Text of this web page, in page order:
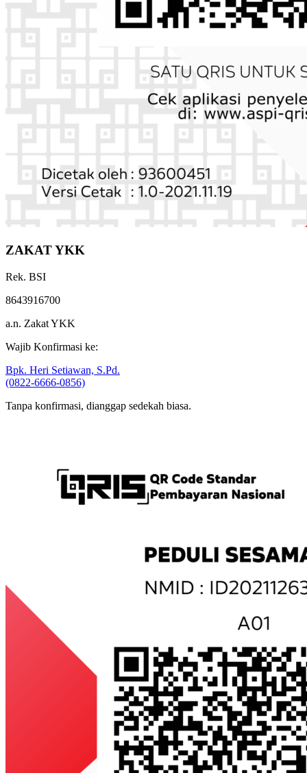
ZAKAT YKK
Rek. BSI
8643916700
a.n. Zakat YKK
Wajib Konfirmasi ke:
Bpk. Heri Setiawan, S.Pd.
(0822-6666-0856)
Tanpa konfirmasi, dianggap sedekah biasa.